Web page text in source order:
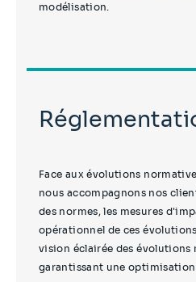
modélisation.
Face aux évolutions
nous accompagnons nos
des normes, les mesures
opérationnel de ces
vision éclairée des évolutions
garantissant une